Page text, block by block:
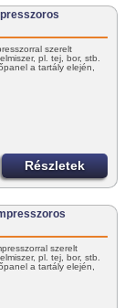
szerelt
pl. tej, bor, stb.
a tartály elején,
Részletek
szerelt
pl. tej, bor, stb.
a tartály elején,